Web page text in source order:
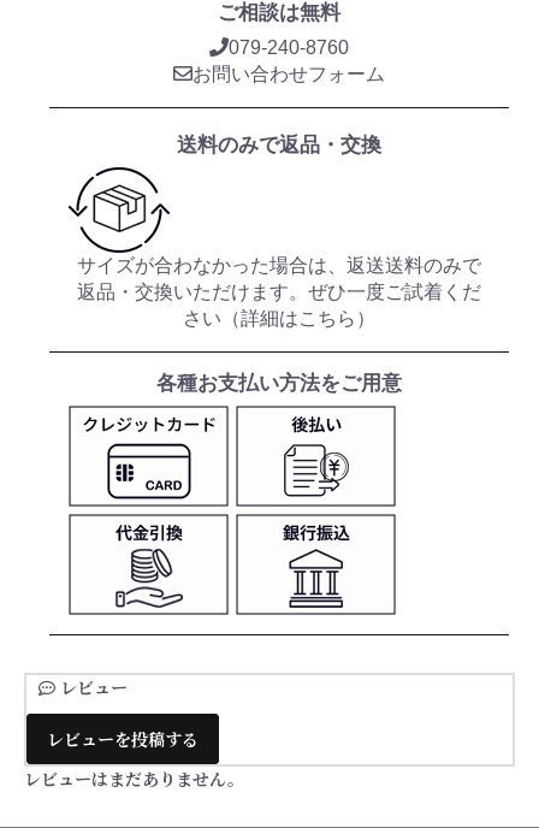
ご相談は無料
079-240-8760
お問い合わせフォーム
送料のみで返品・交換
サイズが合わなかった場合は、返送送料のみで
返品・交換いただけます。ぜひ一度ご試着くだ
さい（詳細はこちら ）
各種お支払い方法をご用意
レビュー
レビューを投稿する
レビューはまだありません。